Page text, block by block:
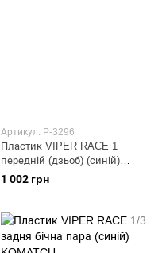
Артикул: P-3296
Пластик VIPER RACE 1
передній (дзьоб) (синій)
KOMATCU
1 002 грн